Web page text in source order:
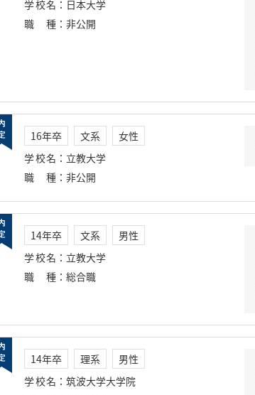
学校名 ： 日本大学
職種 ： 非公開
16年卒 文系
女性
学校名 ： 立教大学
職種 ： 非公開
14年卒 文系
男性
学校名 ： 立教大学
職種 ： 総合職
14年卒 理系
男性
学校名 ： 筑波大学大学院